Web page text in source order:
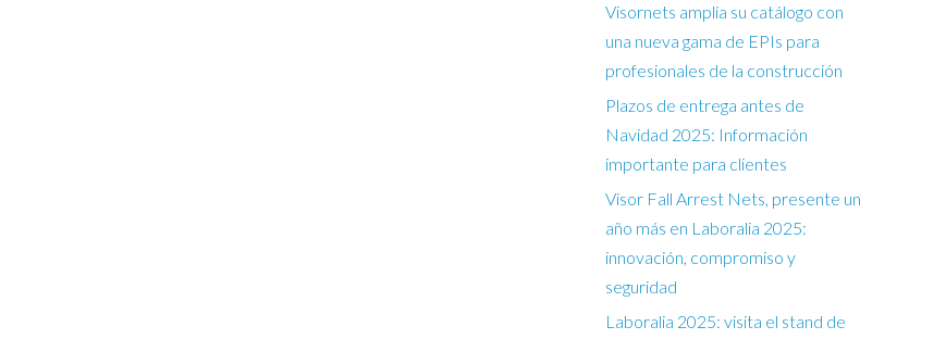
Visornets amplía su catálogo con
una nueva gama de EPIs para
profesionales de la construcción
Plazos de entrega antes de
Navidad 2025: Información
importante para clientes
Visor Fall Arrest Nets, presente un
año más en Laboralia 2025:
innovación, compromiso y
seguridad
Laboralia 2025: visita el stand de